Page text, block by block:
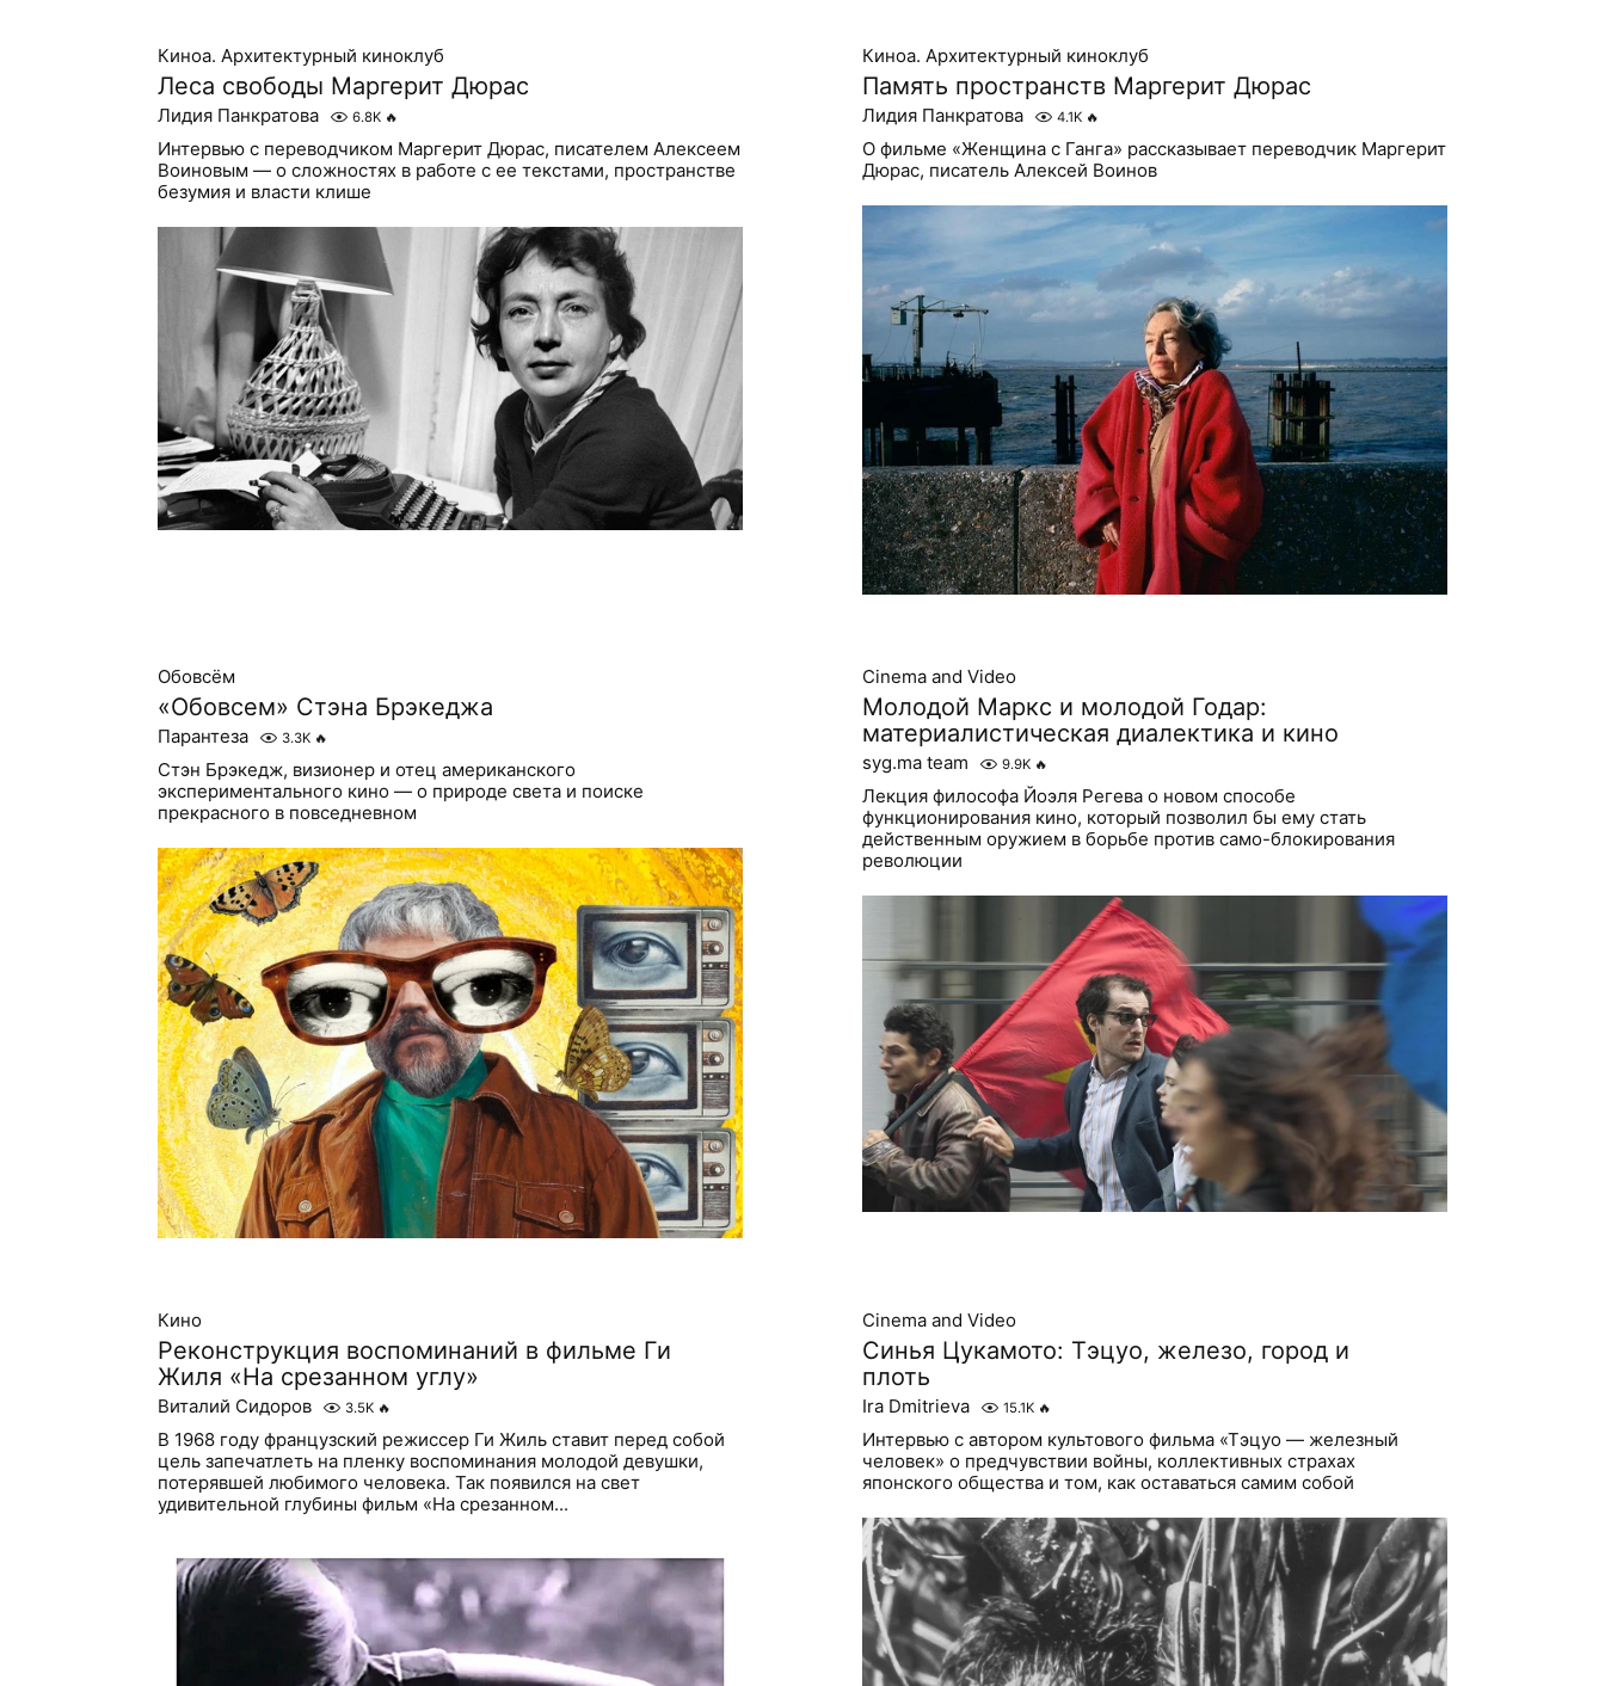
Киноа. Архитектурный киноклуб
Леса свободы Маргерит Дюрас
Лидия Панкратова 6.8K 🔥
Интервью с переводчиком Маргерит Дюрас, писателем Алексеем
Воиновым — о сложностях в работе с ее текстами, пространстве
безумия и власти клише
Киноа. Архитектурный киноклуб
Память пространств Маргерит Дюрас
Лидия Панкратова 4.1K 🔥
О фильме «Женщина с Ганга» рассказывает переводчик Маргерит
Дюрас, писатель Алексей Воинов
Обовсём
«Обовсем» Стэна Брэкеджа
Парантеза 3.3K 🔥
Стэн Брэкедж, визионер и отец американского
экспериментального кино — о природе света и поиске
прекрасного в повседневном
Cinema and Video
Молодой Маркс и молодой Годар:
материалистическая диалектика и кино
syg.ma team 9.9K 🔥
Лекция философа Йоэля Регева о новом способе
функционирования кино, который позволил бы ему стать
действенным оружием в борьбе против само-блокирования
революции
Кино
Реконструкция воспоминаний в фильме Ги
Жиля «На срезанном углу»
Виталий Сидоров 3.5K 🔥
В 1968 году французский режиссер Ги Жиль ставит перед собой
цель запечатлеть на пленку воспоминания молодой девушки,
потерявшей любимого человека. Так появился на свет
удивительной глубины фильм «На срезанном...
Cinema and Video
Синья Цукамото: Тэцуо, железо, город и
плоть
Ira Dmitrieva 15.1K 🔥
Интервью с автором культового фильма «Тэцуо — железный
человек» о предчувствии войны, коллективных страхах
японского общества и том, как оставаться самим собой